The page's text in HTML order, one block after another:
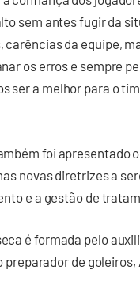
sem antes fugir da
da equipe,
os erros e sempre
ser a melhor para o
foi apresentado
novas diretrizes a
e a gestão de
é formada pelo
preparador de